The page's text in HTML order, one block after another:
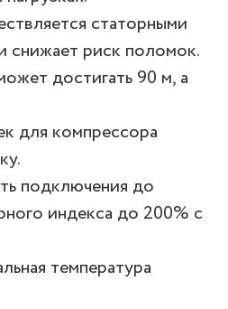
статорными
снижает риск поломок.
достигать 90 м, а
для компрессора
подключения до
индекса до 200% с
температура